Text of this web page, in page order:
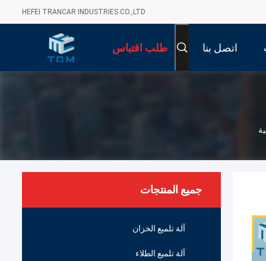
HEFEI TRANCAR INDUSTRIES CO.,LTD
اتصل بنا طلب اقتباس
جميع المنتجات
آلة تلميع الخزان
آلة تلميع الطلاء